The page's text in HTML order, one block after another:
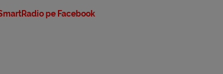
pe Facebook